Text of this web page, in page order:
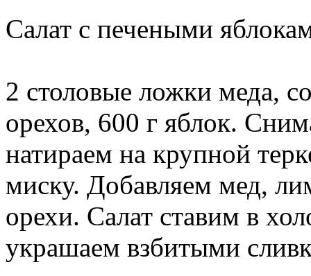
Салат с печеными
2 столовые ложки меда,
орехов, 600 г яблок.
натираем на крупной
миску. Добавляем мед,
орехи. Салат ставим в
украшаем взбитыми